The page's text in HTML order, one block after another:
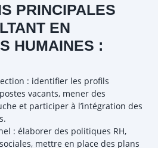
PRINCIPALES
EN
HUMAINES :
: identifier les profils
vacants, mener des
et participer à l’intégration des
: élaborer des politiques RH,
mettre en place des plans